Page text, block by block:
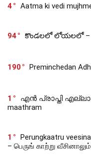
4 Aatma ki vedi
94 కొండలలో లోయలలో –
190 Preminchedan
1
എൻ പ്രാപ്തി എല്ലാം
maathram
1
Perungkaatru
– பெருங் காற்று வீசினாலும்